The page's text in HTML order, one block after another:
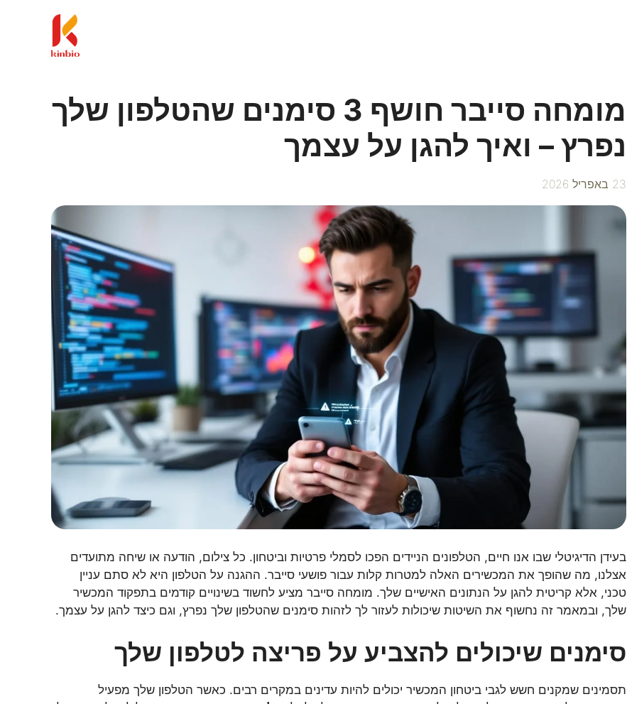
מומחה סייבר חושף 3 סימנים שהטלפון שלך
נפרץ – ואיך להגן על עצמך
23 באפריל 2026
בעידן הדיגיטלי שבו אנו חיים, הטלפונים הניידים הפכו לסמלי פרטיות וביטחון. כל צילום, הודעה או שיחה מתועדים
אצלנו, מה שהופך את המכשירים האלה למטרות קלות עבור פושעי סייבר. ההגנה על הטלפון היא לא סתם עניין
טכני, אלא קריטית להגן על הנתונים האישיים שלך. מומחה סייבר מציע לחשוד בשינויים קודמים בתפקוד המכשיר
שלך, ובמאמר זה נחשוף את השיטות שיכולות לעזור לך לזהות סימנים שהטלפון שלך נפרץ, וגם כיצד להגן על עצמך.
סימנים שיכולים להצביע על פריצה לטלפון שלך
תסמינים שמקנים חשש לגבי ביטחון המכשיר יכולים להיות עדינים במקרים רבים. כאשר הטלפון שלך מפעיל